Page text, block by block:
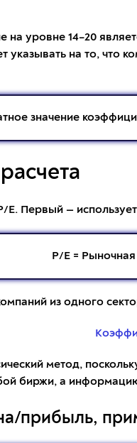
на уровне 14–20
указывать на то, что
значение
E. Первый —
Р/Е =
из одного
метод,
биржи, а
прибыль,